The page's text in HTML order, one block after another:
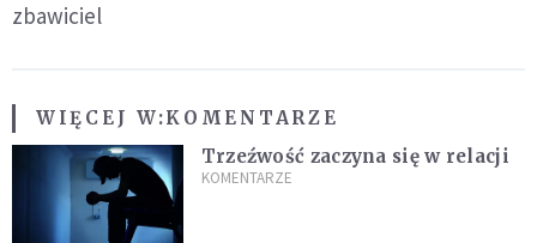
zbawiciel
WIĘCEJ W:KOMENTARZE
Trzeźwość zaczyna się w relacji
KOMENTARZE